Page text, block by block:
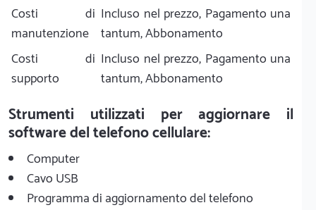
Costi di
manutenzione
Incluso nel prezzo, Pagamento una
tantum, Abbonamento
Costi di
supporto
Incluso nel prezzo, Pagamento una
tantum, Abbonamento
Strumenti utilizzati per aggiornare il
software del telefono cellulare:
Computer
Cavo USB
Programma di aggiornamento del telefono